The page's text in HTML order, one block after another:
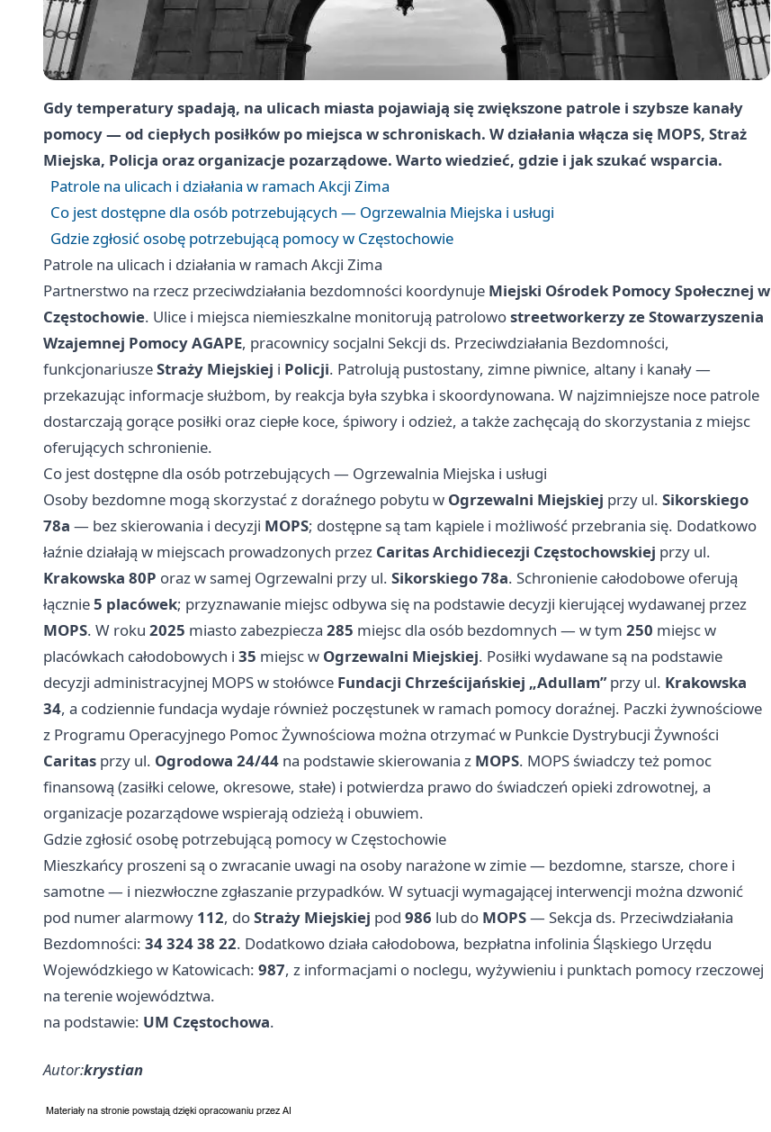
Gdy temperatury spadają, na ulicach miasta pojawiają się zwiększone patrole i szybsze kanały
pomocy — od ciepłych posiłków po miejsca w schroniskach. W działania włącza się MOPS, Straż
Miejska, Policja oraz organizacje pozarządowe. Warto wiedzieć, gdzie i jak szukać wsparcia.
Patrole na ulicach i działania w ramach Akcji Zima
Co jest dostępne dla osób potrzebujących — Ogrzewalnia Miejska i usługi
Gdzie zgłosić osobę potrzebującą pomocy w Częstochowie
Patrole na ulicach i działania w ramach Akcji Zima
Partnerstwo na rzecz przeciwdziałania bezdomności koordynuje Miejski Ośrodek Pomocy Społecznej w
Częstochowie. Ulice i miejsca niemieszkalne monitorują patrolowostreetworkerzy ze Stowarzyszenia
Wzajemnej Pomocy AGAPE, pracownicy socjalni Sekcji ds. Przeciwdziałania Bezdomności,
funkcjonariuszeStraży Miejskiej i Policji. Patrolują pustostany, zimne piwnice, altany i kanały —
przekazując informacje służbom, by reakcja była szybka i skoordynowana. W najzimniejsze noce patrole
dostarczają gorące posiłki oraz ciepłe koce, śpiwory i odzież, a także zachęcają do skorzystania z miejsc
oferujących schronienie.
Co jest dostępne dla osób potrzebujących — Ogrzewalnia Miejska i usługi
Osoby bezdomne mogą skorzystać z doraźnego pobytu w Ogrzewalni Miejskiej przy ul. Sikorskiego
78a — bez skierowania i decyzji MOPS; dostępne są tam kąpiele i możliwość przebrania się. Dodatkowo
łaźnie działają w miejscach prowadzonych przez Caritas Archidiecezji Częstochowskiej przy ul.
Krakowska 80P oraz w samej Ogrzewalni przy ul. Sikorskiego 78a. Schronienie całodobowe oferują
łącznie5 placówek; przyznawanie miejsc odbywa się na podstawie decyzji kierującej wydawanej przez
MOPS. W roku 2025 miasto zabezpiecza 285 miejsc dla osób bezdomnych — w tym 250 miejsc w
placówkach całodobowych i 35 miejsc w Ogrzewalni Miejskiej. Posiłki wydawane są na podstawie
decyzji administracyjnej MOPS w stołówce Fundacji Chrześcijańskiej „Adullam”przy ul. Krakowska
34, a codziennie fundacja wydaje również poczęstunek w ramach pomocy doraźnej. Paczki żywnościowe
z Programu Operacyjnego Pomoc Żywnościowa można otrzymać w Punkcie Dystrybucji Żywności
Caritas przy ul. Ogrodowa 24/44 na podstawie skierowania z MOPS. MOPS świadczy też pomoc
finansową (zasiłki celowe, okresowe, stałe) i potwierdza prawo do świadczeń opieki zdrowotnej, a
organizacje pozarządowe wspierają odzieżą i obuwiem.
Gdzie zgłosić osobę potrzebującą pomocy w Częstochowie
Mieszkańcy proszeni są o zwracanie uwagi na osoby narażone w zimie — bezdomne, starsze, chore i
samotne — i niezwłoczne zgłaszanie przypadków. W sytuacji wymagającej interwencji można dzwonić
pod numer alarmowy 112, doStraży Miejskiej pod 986 lub do MOPS— Sekcja ds. Przeciwdziałania
Bezdomności: 34 324 38 22. Dodatkowo działa całodobowa, bezpłatna infolinia Śląskiego Urzędu
Wojewódzkiego w Katowicach: 987, z informacjami o noclegu, wyżywieniu i punktach pomocy rzeczowej
na terenie województwa.
na podstawie: UM Częstochowa.
Autor:krystian